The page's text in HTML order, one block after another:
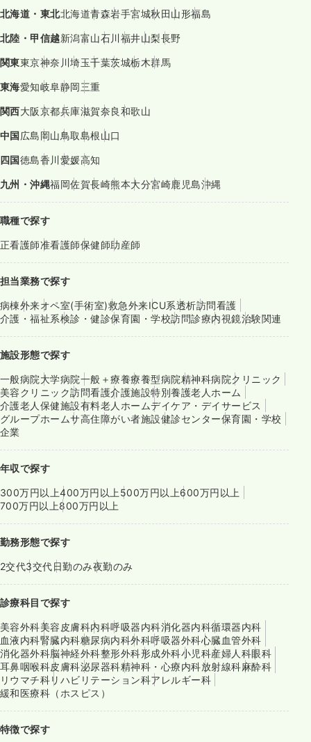
北海道・東北北海道青森岩手宮城秋田山形福島
北陸・甲信越新潟富山石川福井山梨長野
関東東京神奈川埼玉千葉茨城栃木群馬
東海愛知岐阜静岡三重
関西大阪京都兵庫滋賀奈良和歌山
中国広島岡山鳥取島根山口
四国徳島香川愛媛高知
九州・沖縄福岡佐賀長崎熊本大分宮崎鹿児島沖縄
職種で探す
正看護師准看護師保健師助産師
担当業務で探す
病棟外来オペ室(手術室)救急外来ICU系透析訪問看護
介護・福祉系検診・健診保育園・学校訪問診療内視鏡治験関連
施設形態で探す
一般病院大学病院一般＋療養療養型病院精神科病院クリニック
美容クリニック訪問看護介護施設特別養護老人ホーム
介護老人保健施設有料老人ホームデイケア・デイサービス
グループホームサ高住障がい者施設健診センター保育園・学校
企業
年収で探す
300万円以上400万円以上 500万円以上600万円以上
700万円以上800万円以上
勤務形態で探す
2交代3交代日勤のみ夜勤のみ
診療科目で探す
美容外科美容皮膚科内科呼吸器内科消化器内科循環器内科
血液内科腎臓内科糖尿病内科外科呼吸器外科心臓血管外科
消化器外科脳神経外科整形外科形成外科小児科産婦人科眼科
耳鼻咽喉科皮膚科泌尿器科精神科・心療内科放射線科麻酔科
リウマチ科リハビリテーション科アレルギー科
緩和医療科（ホスピス）
特徴で探す